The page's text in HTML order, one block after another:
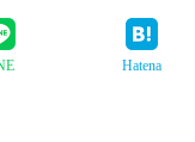
Hatena